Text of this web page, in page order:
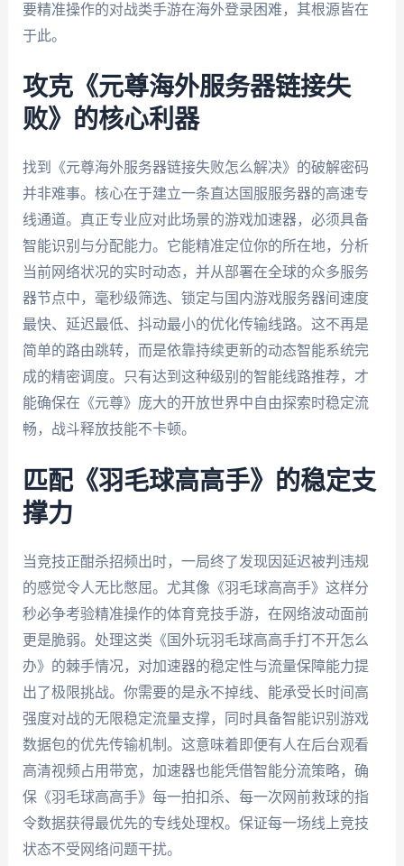
要精准操作的对战类手游在海外登录困难，其根源皆在
于此。
攻克《元尊海外服务器链接失
败》的核心利器
找到《元尊海外服务器链接失败怎么解决》的破解密码
并非难事。核心在于建立一条直达国服服务器的高速专
线通道。真正专业应对此场景的游戏加速器，必须具备
智能识别与分配能力。它能精准定位你的所在地，分析
当前网络状况的实时动态，并从部署在全球的众多服务
器节点中，毫秒级筛选、锁定与国内游戏服务器间速度
最快、延迟最低、抖动最小的优化传输线路。这不再是
简单的路由跳转，而是依靠持续更新的动态智能系统完
成的精密调度。只有达到这种级别的智能线路推荐，才
能确保在《元尊》庞大的开放世界中自由探索时稳定流
畅，战斗释放技能不卡顿。
匹配《羽毛球高高手》的稳定支
撑力
当竞技正酣杀招频出时，一局终了发现因延迟被判违规
的感觉令人无比憋屈。尤其像《羽毛球高高手》这样分
秒必争考验精准操作的体育竞技手游，在网络波动面前
更是脆弱。处理这类《国外玩羽毛球高高手打不开怎么
办》的棘手情况，对加速器的稳定性与流量保障能力提
出了极限挑战。你需要的是永不掉线、能承受长时间高
强度对战的无限稳定流量支撑，同时具备智能识别游戏
数据包的优先传输机制。这意味着即便有人在后台观看
高清视频占用带宽，加速器也能凭借智能分流策略，确
保《羽毛球高高手》每一拍扣杀、每一次网前救球的指
令数据获得最优先的专线处理权。保证每一场线上竞技
状态不受网络问题干扰。